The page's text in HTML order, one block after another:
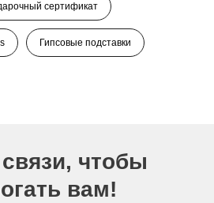
сертификат
Гипсовые подставки
чтобы
вам!